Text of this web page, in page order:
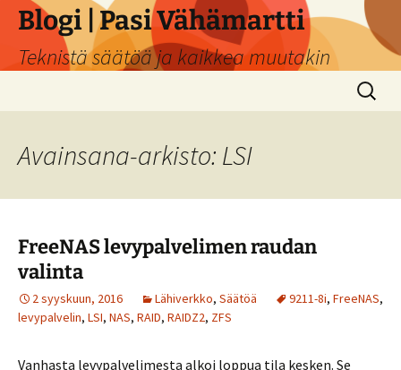
Siirry
sisältöön
Blogi | Pasi Vähämartti
Teknistä säätöä ja kaikkea muutakin
Haku:
Avainsana-arkisto: LSI
FreeNAS levypalvelimen raudan
valinta
2 syyskuun, 2016 Lähiverkko, Säätöä 9211-8i, FreeNAS,
levypalvelin, LSI, NAS, RAID, RAIDZ2, ZFS
Vanhasta levypalvelimesta alkoi loppua tila kesken. Se